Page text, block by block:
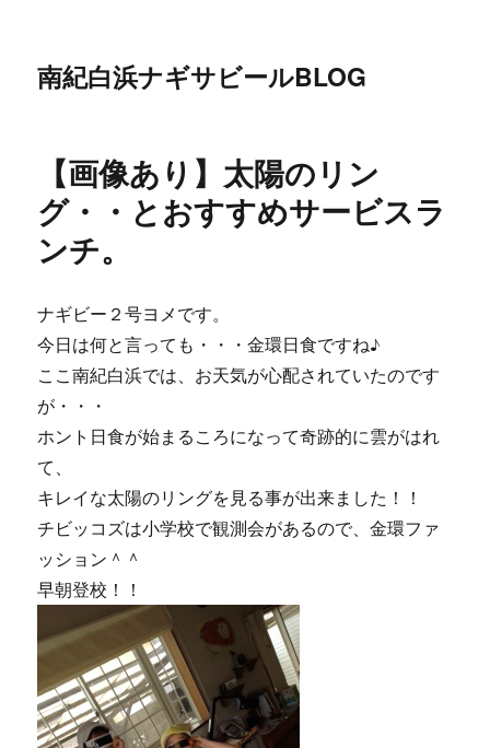
南紀白浜ナギサビールBLOG
【画像あり】太陽のリン
グ・・とおすすめサービスラ
ンチ。
ナギビー２号ヨメです。
今日は何と言っても・・・金環日食ですね♪
ここ南紀白浜では、お天気が心配されていたのです
が・・・
ホント日食が始まるころになって奇跡的に雲がはれ
て、
キレイな太陽のリングを見る事が出来ました！！
チビッコズは小学校で観測会があるので、金環ファ
ッション＾＾
早朝登校！！